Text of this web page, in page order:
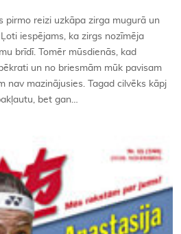
pirmo reizi uzkāpa zirga mugurā un
iespējams, ka zirgs nozīmēja
brīdī. Tomēr mūsdienās, kad
un no briesmām mūk pavisam
nav mazinājusies. Tagad cilvēks kāpj
bet gan…